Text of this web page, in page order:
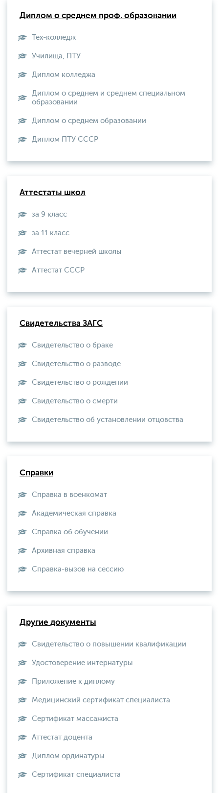
Диплом о среднем проф. образовании
Тех-колледж
Училища, ПТУ
Диплом колледжа
Диплом о среднем и среднем специальном
образовании
Диплом о среднем образовании
Диплом ПТУ СССР
Аттестаты школ
за 9 класс
за 11 класс
Аттестат вечерней школы
Aттестат СССР
Свидетельства ЗАГС
Свидетельство о браке
Свидетельство о разводе
Свидетельство о рождении
Свидетельство о смерти
Свидетельство об установлении отцовства
Справки
Справка в военкомат
Академическая справка
Справка об обучении
Архивная справка
Справка-вызов на сессию
Другие документы
Свидетельство о повышении квалификации
Удостоверение интернатуры
Приложение к диплому
Медицинский сертификат специалиста
Сертификат массажиста
Аттестат доцента
Диплом ординатуры
Сертификат специалиста